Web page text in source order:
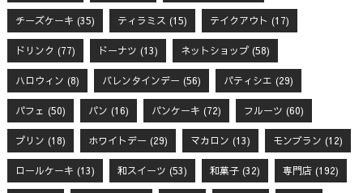
チーズケーキ (35) ティラミス (15) テイクアウト (17)
ドリンク (77) ドーナツ (13) ネットショップ(58)
ハロウィン (8) バレンタインデー (56) パティシエ (29)
パフェ (50) パン (16) パンケーキ (72) フルーツ (60)
プリン (18) ホワイトデー (29) マカロン (13) モンブラン (12)
ロールケーキ (13) 和スイーツ (53) 和菓子(32) 専門店(192)